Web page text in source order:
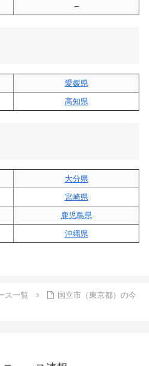
–
愛媛県
高知県
大分県
宮崎県
鹿児島県
沖縄県
ス一覧
国立市（東京都）の今